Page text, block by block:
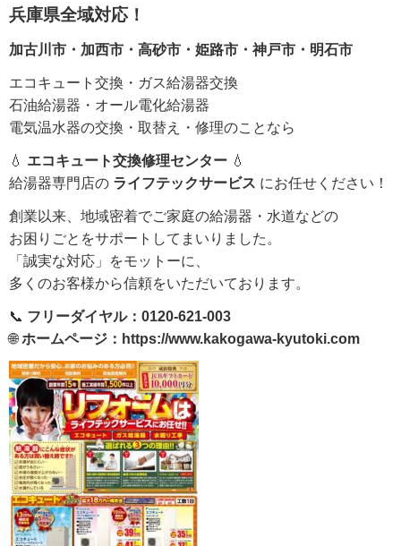
兵庫県全域対応！
加古川市・加西市・高砂市・姫路市・神戸市・明石市
エコキュート交換・ガス給湯器交換
石油給湯器・オール電化給湯器
電気温水器の交換・取替え・修理のことなら
💧 エコキュート交換修理センター 💧
給湯器専門店の ライフテックサービス にお任せください！
創業以来、地域密着でご家庭の給湯器・水道などの
お困りごとをサポートしてまいりました。
「誠実な対応」をモットーに、
多くのお客様から信頼をいただいております。
📞 フリーダイヤル：0120-621-003
🌐ホームページ： https://www.kakogawa-kyutoki.com